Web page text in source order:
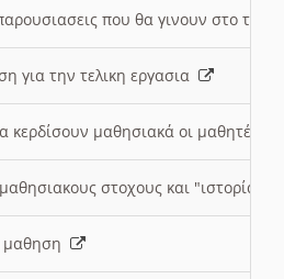
που θα γινουν στο
για την τελικη εργασια
κερδίσουν μαθησιακά οι μαθητές/
στοχους και "ιστορία"
μαθηση